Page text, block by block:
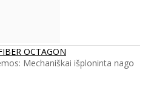
OCTAGON
Mechaniškai išploninta nago